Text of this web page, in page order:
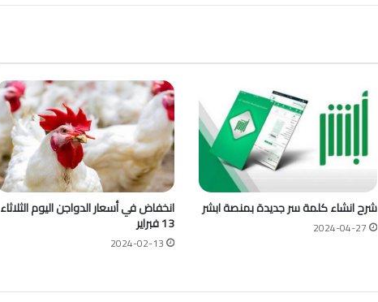
شرح انشاء كلمة سر جديدة بمنصة ابشر
2024-04-27
انخفاض في أسعار الدواجن اليوم الثلاثاء
13 فبراير
2024-02-13